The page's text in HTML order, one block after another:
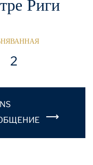
Риги
ВАННАЯ
2